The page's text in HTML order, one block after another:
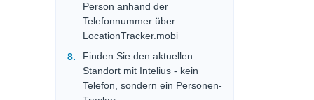
Person anhand der
Telefonnummer über
LocationTracker.mobi
Finden Sie den aktuellen
Standort mit Intelius - kein
Telefon, sondern ein Personen-